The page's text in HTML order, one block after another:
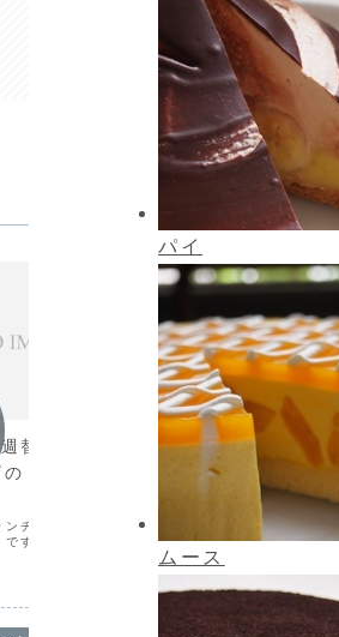
替わりランチパ
トマトクリー
チパスタは『エビの
す。
今週のランチ
(11月29日から
替わりランチパ
と長ネギの和風』
今週の週替わりランチ
と長ネギの和風』です
パイ
ムース